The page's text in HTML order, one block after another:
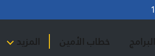
البرامج خطاب الأمين المزيد